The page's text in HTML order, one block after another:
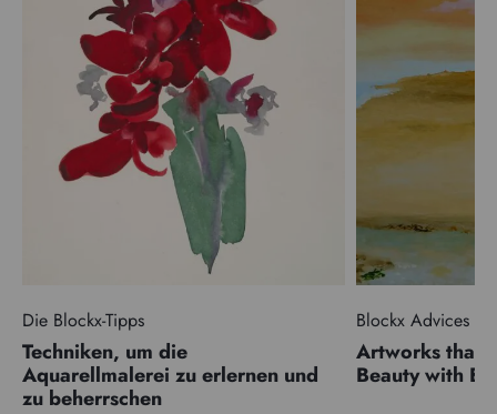
Die Blockx-Tipps
Techniken, um die
Aquarellmalerei zu erlernen und
zu beherrschen
Blockx Advices
Artworks that
Beauty with